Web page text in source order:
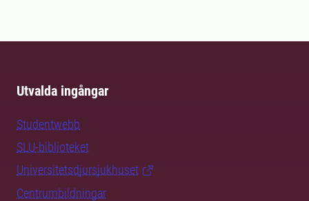
Utvalda ingångar
Studentwebb
SLU-biblioteket
Universitetsdjursjukhuset
Centrumbildningar